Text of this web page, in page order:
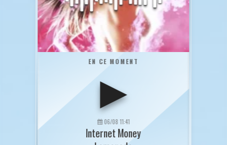
EN CE MOMENT
▶
06/08 11:41
Internet Money